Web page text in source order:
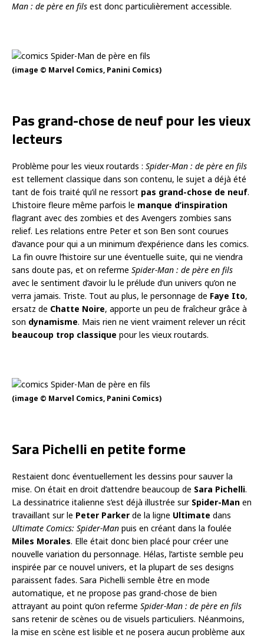
Man : de père en fils est donc particulièrement accessible.
(image © Marvel Comics, Panini Comics)
Pas grand-chose de neuf pour les vieux
lecteurs
Problème pour les vieux routards : Spider-Man : de père en fils
est tellement classique dans son contenu, le sujet a déjà été
tant de fois traité qu’il ne ressort pas grand-chose de neuf.
L’histoire fleure même parfois le manque d’inspiration
flagrant avec des zombies et des Avengers zombies sans
relief. Les relations entre Peter et son Ben sont courues
d’avance pour qui a un minimum d’expérience dans les comics.
La fin ouvre l’histoire sur une éventuelle suite, qui ne viendra
sans doute pas, et on referme Spider-Man : de père en fils
avec le sentiment d’avoir lu le prélude d’un univers qu’on ne
verra jamais. Triste. Tout au plus, le personnage de Faye Ito,
ersatz de Chatte Noire, apporte un peu de fraîcheur grâce à
son dynamisme. Mais rien ne vient vraiment relever un récit
beaucoup trop classique pour les vieux routards.
(image © Marvel Comics, Panini Comics)
Sara Pichelli en petite forme
Restaient donc éventuellement les dessins pour sauver la
mise. On était en droit d’attendre beaucoup de Sara Pichelli.
La dessinatrice italienne s’est déjà illustrée sur Spider-Man en
travaillant sur le Peter Parker de la ligne Ultimate dans
Ultimate Comics: Spider-Man puis en créant dans la foulée
Miles Morales. Elle était donc bien placé pour créer une
nouvelle variation du personnage. Hélas, l’artiste semble peu
inspirée par ce nouvel univers, et la plupart de ses designs
paraissent fades. Sara Pichelli semble être en mode
automatique, et ne propose pas grand-chose de bien
attrayant au point qu’on referme Spider-Man : de père en fils
sans retenir de scènes ou de visuels particuliers. Néanmoins,
la mise en scène est lisible et ne posera aucun problème aux